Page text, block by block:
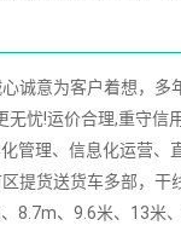
诚意为客户着想，多
无忧!运价合理,重守信
管理、信息化运营、
提货送货车多部，干
8.7m、9.6米、13米